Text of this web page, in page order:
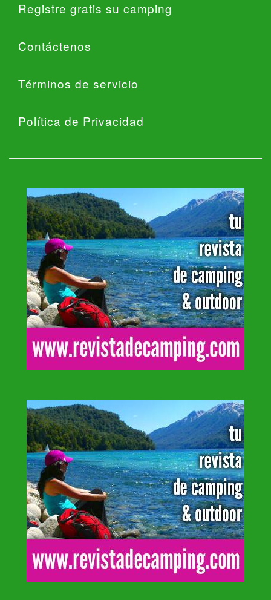
Registre gratis su camping
Contáctenos
Términos de servicio
Política de Privacidad